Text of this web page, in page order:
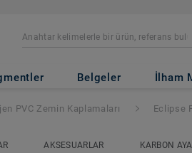
Belgeler İlham
- Eclipse
PVC Zemin Kaplamaları Eclipse
AKSESUARLAR KARBON